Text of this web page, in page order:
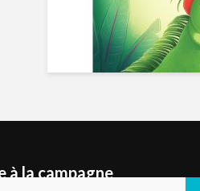
à la campagne